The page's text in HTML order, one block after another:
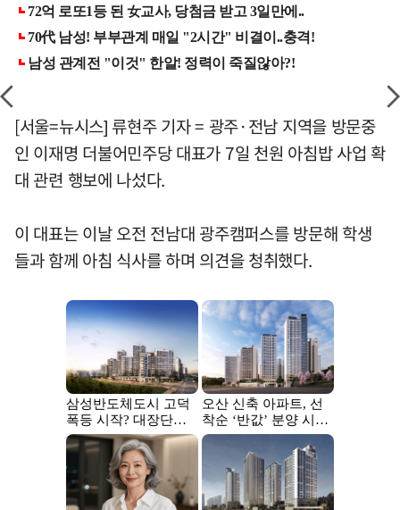
[서울=뉴시스] 류현주 기자 = 광주·전남 지역을 방문중
인 이재명 더불어민주당 대표가 7일 천원 아침밥 사업 확
대 관련 행보에 나섰다.
이 대표는 이날 오전 전남대 광주캠퍼스를 방문해 학생
들과 함께 아침 식사를 하며 의견을 청취했다.